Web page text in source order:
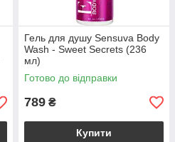
Гель для душу Sensuva Body
Wash - Sweet Secrets (236
мл)
Готово до відправки
789 ₴
Купити